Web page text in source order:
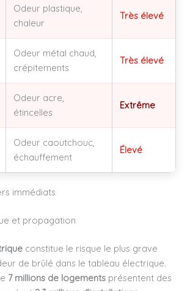
Odeur plastique,
chaleur
Très élevé
Odeur métal chaud,
crépitements
Très élevé
Odeur acre,
étincelles
Extrême
Odeur caoutchouc,
échauffement
Élevé
immédiats
et propagation
constitue le risque le plus grave
de brûlé dans le tableau électrique.
7 millions de logements présentent des